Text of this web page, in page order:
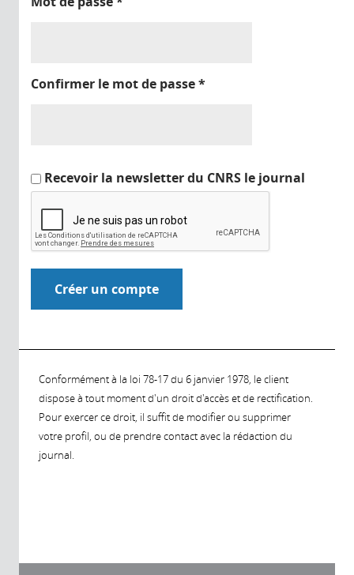
Confirmer le mot de passe*
Recevoir la newsletter du CNRS le journal
Conformément à la loi 78-17 du 6 janvier 1978, le client
dispose à tout moment d'un droit d'accès et de rectification.
Pour exercer ce droit, il suffit de modifier ou supprimer
votre profil, ou de prendre contact avec la rédaction du
journal.